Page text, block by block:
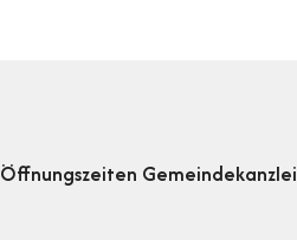
Öffnungszeiten Gemeindekanzlei